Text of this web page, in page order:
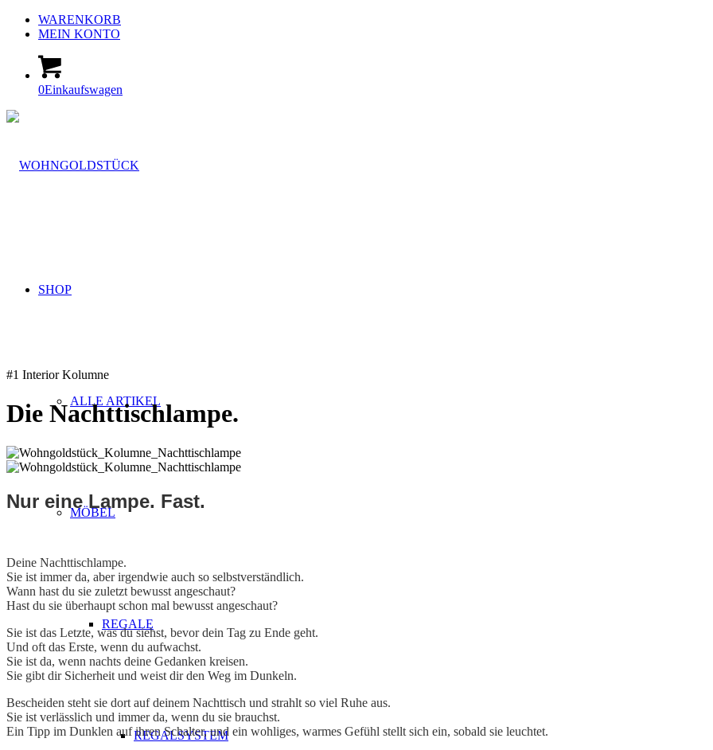
WARENKORB
MEIN KONTO
0Einkaufswagen
SHOP
ALLE ARTIKEL
MÖBEL
REGALE
REGALSYSTEM
#1 Interior Kolumne
Die Nachttischlampe.
Nur eine Lampe. Fast.
Deine Nachttischlampe.
Sie ist immer da, aber irgendwie auch so selbstverständlich.
Wann hast du sie zuletzt bewusst angeschaut?
Hast du sie überhaupt schon mal bewusst angeschaut?
Sie ist das Letzte, was du siehst, bevor dein Tag zu Ende geht.
Und oft das Erste, wenn du aufwachst.
Sie ist da, wenn nachts deine Gedanken kreisen.
Sie gibt dir Sicherheit und weist dir den Weg im Dunkeln.
Bescheiden steht sie dort auf deinem Nachttisch und strahlt so viel Ruhe aus.
Sie ist verlässlich und immer da, wenn du sie brauchst.
Ein Tipp im Dunklen auf ihren Schalter, und ein wohliges, warmes Gefühl stellt sich ein, sobald sie leuchtet.